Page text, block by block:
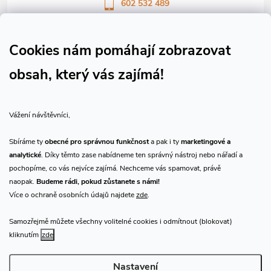
Cookies nám pomáhají zobrazovat
obsah, který vás zajímá!
Vážení návštěvníci,
Sbíráme tyobecné pro správnou funkčnosta pak i tymarketingové a
analytické. Díky těmto zase nabídneme ten správný nástroj nebo nářadí a
pochopíme, co vás nejvíce zajímá. Nechceme vás spamovat, právě
naopak. Budeme rádi, pokud zůstanete s námi!
Více o ochraně osobních údajů najdetezde.
Samozřejmě můžete všechny volitelné cookies i odmítnout (blokovat)
kliknutím zde
Nastavení
602 532 489
Sledujte náš vlog CHN_CZ
Přijímáme online platby